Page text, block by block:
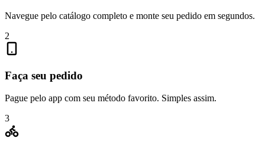
Navegue pelo catálogo completo e monte seu pedido em segundos.
2
Faça seu pedido
Pague pelo app com seu método favorito. Simples assim.
3